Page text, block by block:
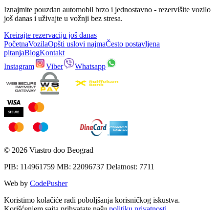
Iznajmite pouzdan automobil brzo i jednostavno - rezervišite vozilo
još danas i uživajte u vožnji bez stresa.
Kreirajte rezervaciju još danas
PočetnaVozilaOpšti uslovi najmaČesto postavljena
pitanjaBlogKontakt
Instagram
Viber Whatsapp
© 2026 Viastro doo Beograd
PIB: 114961759 MB: 22096737 Delatnost: 7711
Web by CodePusher
Koristimo kolačiće radi poboljšanja korisničkog iskustva.